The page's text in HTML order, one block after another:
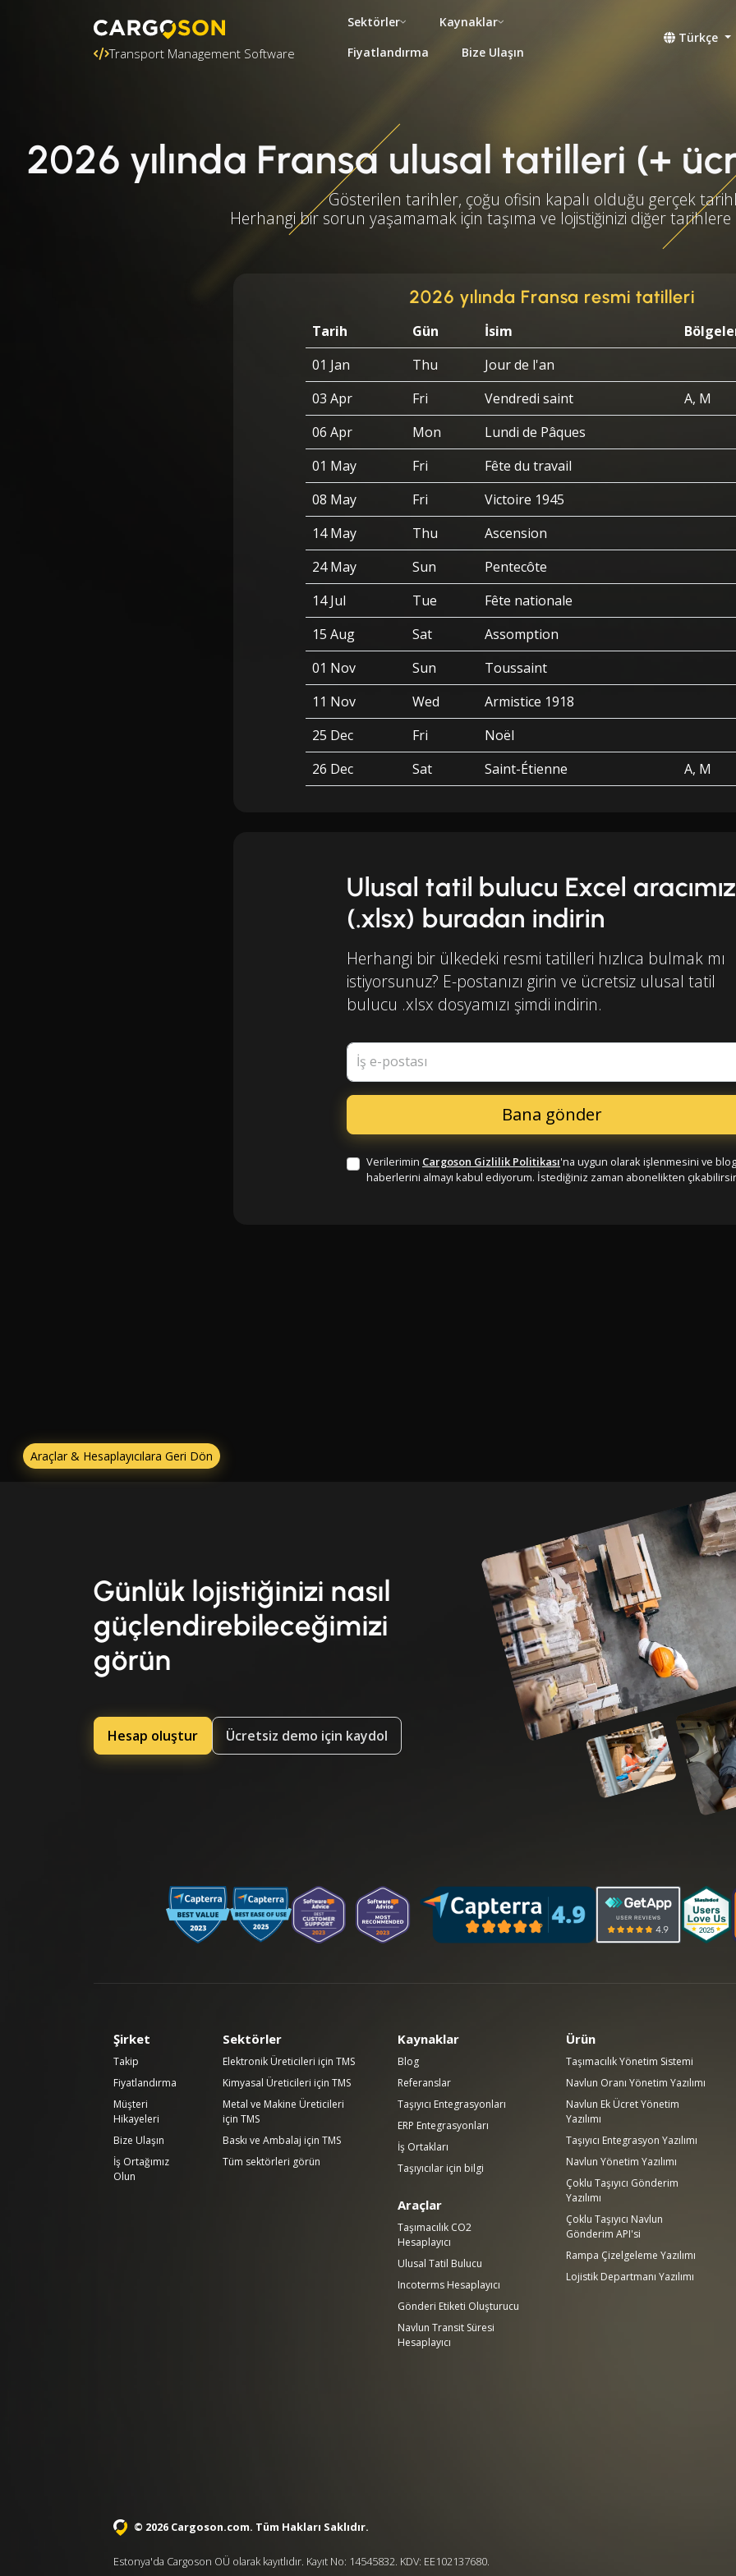
Transport Management Software
Sektörler
Kaynaklar
Fiyatlandırma
Bize Ulaşın
Türkçe
2026 yılında Fransa ulusal tatilleri (+
Gösterilen tarihler, çoğu ofisin kapalı olduğu gerçek
Herhangi bir sorun yaşamamak için taşıma ve lojistiğinizi diğer tarihlere
2026 yılında Fransa resmi tatilleri
Tarih Gün İsim
01 Jan
Thu
Jour de l'an
03 Apr
Fri Vendredi saint
A, M
06 Apr
Mon
Lundi de Pâques
01 May
Fri
Fête du travail
08 May
Fri
Victoire 1945
14 May
Thu
Ascension
24 May
Sun
Pentecôte
14 Jul
Tue
Fête nationale
15 Aug
Sat
Assomption
01 Nov
Sun
Toussaint
11 Nov
Wed
Armistice 1918
25 Dec
Fri
Noël
26 Dec
Sat Saint-Étienne A, M
Ulusal tatil bulucu Excel
(.xlsx) buradan indirin
Herhangi bir ülkedeki resmi tatilleri hızlıca bulmak mı
istiyorsunuz? E-postanızı girin ve ücretsiz ulusal tatil
bulucu .xlsx dosyamızı şimdi indirin.
İş e-postası
Verilerimin Cargoson Gizlilik Politikası'na uygun olarak işlenmesini ve blog
haberlerini almayı kabul ediyorum. İstediğiniz zaman abonelikten
Araçlar & Hesaplayıcılara Geri Dön
Günlük lojistiğinizi nasıl
güçlendirebileceğimizi
görün
Hesap oluştur Ücretsiz demo için kaydol
Şirket
Takip
Fiyatlandırma
Müşteri
Hikayeleri
Bize Ulaşın
İş Ortağımız
Olun
Sektörler
Elektronik Üreticileri için TMS
Kimyasal Üreticileri için TMS
Metal ve Makine Üreticileri
için TMS
Baskı ve Ambalaj için TMS
Tüm sektörleri görün
Kaynaklar
Blog
Referanslar
Taşıyıcı Entegrasyonları
ERP Entegrasyonları
İş Ortakları
Taşıyıcılar için bilgi
Araçlar
Taşımacılık CO2
Hesaplayıcı
Ulusal Tatil Bulucu
Incoterms Hesaplayıcı
Gönderi Etiketi Oluşturucu
Navlun Transit Süresi
Hesaplayıcı
Ürün
Taşımacılık Yönetim Sistemi
Navlun Oranı Yönetim Yazılımı
Navlun Ek Ücret Yönetim
Yazılımı
Taşıyıcı Entegrasyon Yazılımı
Navlun Yönetim Yazılımı
Çoklu Taşıyıcı Gönderim
Yazılımı
Çoklu Taşıyıcı Navlun
Gönderim API'si
Rampa Çizelgeleme Yazılımı
Lojistik Departmanı Yazılımı
© 2026 Cargoson.com. Tüm Hakları Saklıdır.
Estonya'da Cargoson OÜ olarak kayıtlıdır. Kayıt No: 14545832. KDV: EE102137680.